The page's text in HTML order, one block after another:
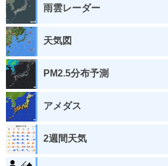
雨雲レーダー
天気図
PM2.5分布予測
アメダス
2週間天気